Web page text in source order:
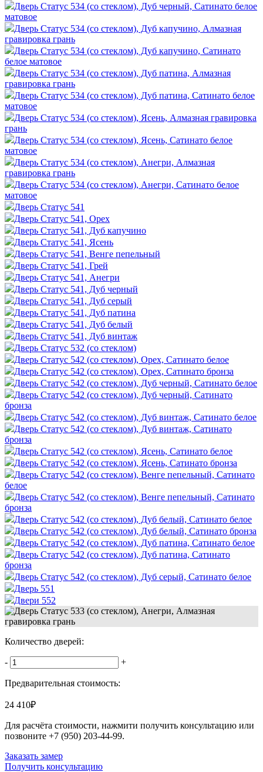
Дверь Статус 534 (со стеклом), Дуб черный, Сатинато белое
матовое
Дверь Статус 534 (со стеклом), Дуб капучино, Алмазная
гравировка грань
Дверь Статус 534 (со стеклом), Дуб капучино, Сатинато
белое матовое
Дверь Статус 534 (со стеклом), Дуб патина, Алмазная
гравировка грань
Дверь Статус 534 (со стеклом), Дуб патина, Сатинато белое
матовое
Дверь Статус 534 (со стеклом), Ясень, Алмазная гравировка
грань
Дверь Статус 534 (со стеклом), Ясень, Сатинато белое
матовое
Дверь Статус 534 (со стеклом), Анегри, Алмазная
гравировка грань
Дверь Статус 534 (со стеклом), Анегри, Сатинато белое
матовое
Дверь Статус 541
Дверь Статус 541, Орех
Дверь Статус 541, Дуб капучино
Дверь Статус 541, Ясень
Дверь Статус 541, Венге пепельный
Дверь Статус 541, Грей
Дверь Статус 541, Анегри
Дверь Статус 541, Дуб черный
Дверь Статус 541, Дуб серый
Дверь Статус 541, Дуб патина
Дверь Статус 541, Дуб белый
Дверь Статус 541, Дуб винтаж
Дверь Статус 532 (со стеклом)
Дверь Статус 542 (со стеклом), Орех, Сатинато белое
Дверь Статус 542 (со стеклом), Орех, Сатинато бронза
Дверь Статус 542 (со стеклом), Дуб черный, Сатинато белое
Дверь Статус 542 (со стеклом), Дуб черный, Сатинато
бронза
Дверь Статус 542 (со стеклом), Дуб винтаж, Сатинато белое
Дверь Статус 542 (со стеклом), Дуб винтаж, Сатинато
бронза
Дверь Статус 542 (со стеклом), Ясень, Сатинато белое
Дверь Статус 542 (со стеклом), Ясень, Сатинато бронза
Дверь Статус 542 (со стеклом), Венге пепельный, Сатинато
белое
Дверь Статус 542 (со стеклом), Венге пепельный, Сатинато
бронза
Дверь Статус 542 (со стеклом), Дуб белый, Сатинато белое
Дверь Статус 542 (со стеклом), Дуб белый, Сатинато бронза
Дверь Статус 542 (со стеклом), Дуб патина, Сатинато белое
Дверь Статус 542 (со стеклом), Дуб патина, Сатинато
бронза
Дверь Статус 542 (со стеклом), Дуб серый, Сатинато белое
Дверь 551
Двери 552
Количество дверей:
- +
Предварительная стоимость:
24 410₽
Для расчёта стоимости, нажмити получить консультацию или
позвоните +7 (950) 203-44-99.
Заказать замер
Получить консультацию